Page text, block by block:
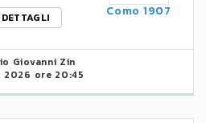
DETTAGLI
Como 1907
Giovanni Zin
2026 ore 20:45